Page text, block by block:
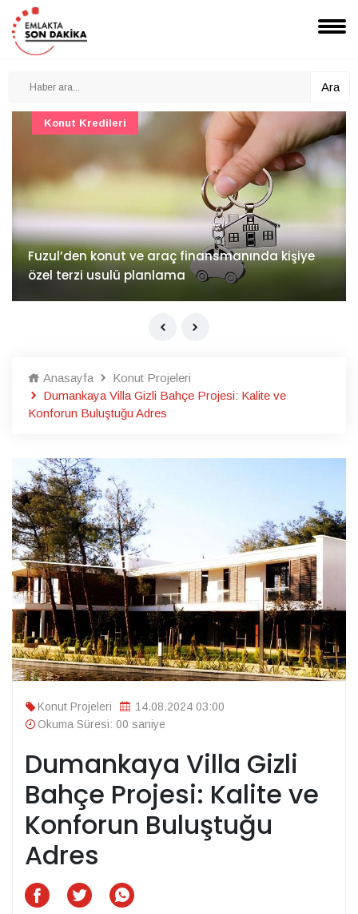
Ara
İv Kandilli'de yaşam yakında başlıyor
Konut Projeleri
Anasayfa
Konut Projeleri
Dumankaya Villa Gizli Bahçe Projesi: Kalite ve
Konforun Buluştuğu Adres
Konut Projeleri
14.08.2024 03:00
Okuma Süresi: 00 saniye
Dumankaya Villa Gizli
Bahçe Projesi: Kalite ve
Konforun Buluştuğu
Adres